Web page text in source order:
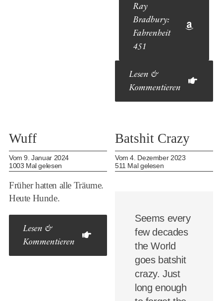
Ray
Bradbury:
Fahrenheit
451
Lesen &
Kommentieren
Wuff
Vom 9. Januar 2024
1003 Mal gelesen
Früher hatten alle Träume.
Heute Hunde.
Lesen &
Kommentieren
Batshit Crazy
Vom 4. Dezember 2023
511 Mal gelesen
Seems every
few decades
the World
goes batshit
crazy. Just
long enough